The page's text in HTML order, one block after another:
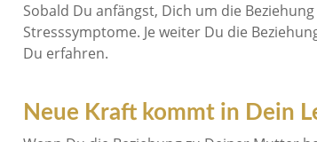
Sobald Du anfängst, Dich um die
Stresssymptome. Je weiter Du die
Du erfahren.
Neue Kraft kommt in Dein